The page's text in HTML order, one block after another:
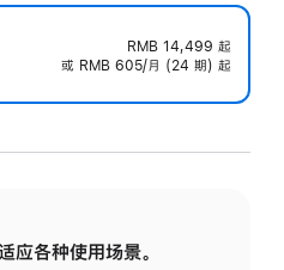
RMB 14,499 起
或 RMB 605/月 (24 期) 起
应各种使用场景。